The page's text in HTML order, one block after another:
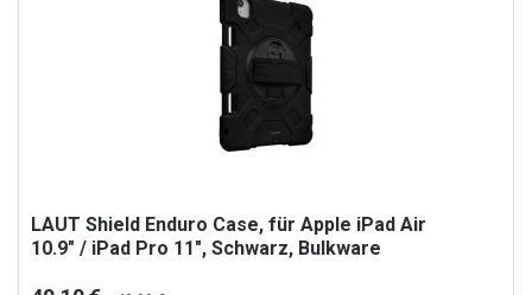
LAUT Shield Enduro Case, für Apple iPad Air
10.9" / iPad Pro 11", Schwarz, Bulkware